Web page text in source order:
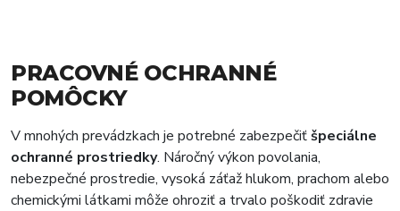
PRACOVNÉ OCHRANNÉ
POMÔCKY
V mnohých prevádzkach je potrebné zabezpečiťšpeciálne
ochranné prostriedky. Náročný výkon povolania,
nebezpečné prostredie, vysoká záťaž hlukom, prachom alebo
chemickými látkami môže ohroziť a trvalo poškodiť zdravie